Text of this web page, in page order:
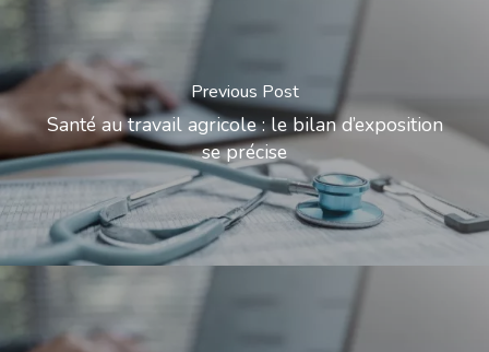
Previous Post
Santé au travail agricole : le bilan d’exposition
se précise